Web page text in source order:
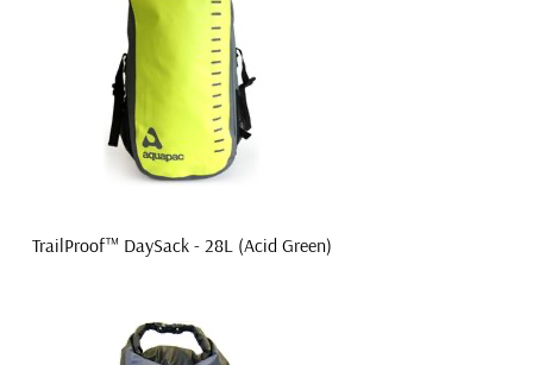
TrailProof™ DaySack - 28L (Acid Green)